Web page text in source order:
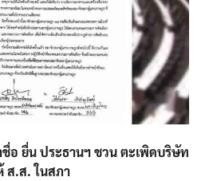
อ ยื่น ประธานฯ ชวน ตะเพิดบริษัท
ส.ส. ในสภา